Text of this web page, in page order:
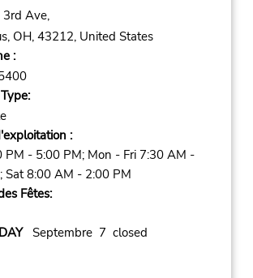
Ave,
OH, 43212, United States
:
:
PM - 5:00 PM; Mon - Fri 7:30 AM -
Sat 8:00 AM - 2:00 PM
Fêtes:
Septembre 7 closed